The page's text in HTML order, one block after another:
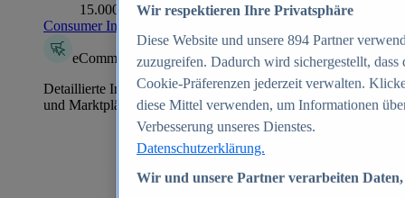
15.000+ Marken
Consumer Insights entdecken
eCommerce Insights
Detaillierte Informationen zu mehr als 39.000 Online-Shops
und Marktplätzen
Wir respektieren Ihre Privatsphäre
Diese Website und unsere 894 Partner
zuzugreifen. Dadurch wird sichergestellt,
Cookie-Präferenzen jederzeit verwalten.
diese Mittel verwenden, um Informationen
Verbesserung unseres Dienstes.
Datenschutzerklärung.
Wir und unsere Partner verarbeiten